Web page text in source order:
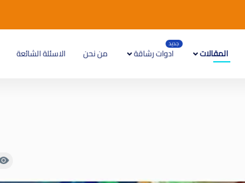
المقالات
جديد
ادوات رشاقة من نحن الاسئلة الشائعة